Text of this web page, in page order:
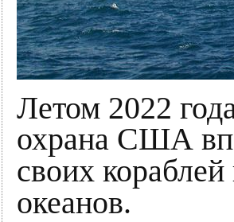
Летом 2022
охрана США
своих
океанов.